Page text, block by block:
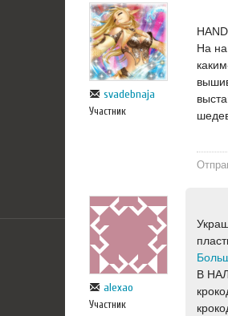
svadebnaja
Участник
На
alexao
Участник
В